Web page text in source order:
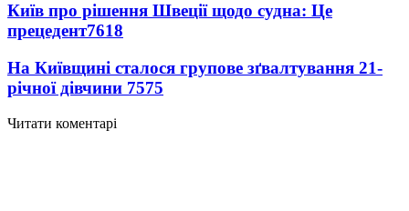
Київ про рішення Швеції щодо судна: Це
прецедент7618
На Київщині сталося групове зґвалтування 21-
річної дівчини 7575
Читати коментарі